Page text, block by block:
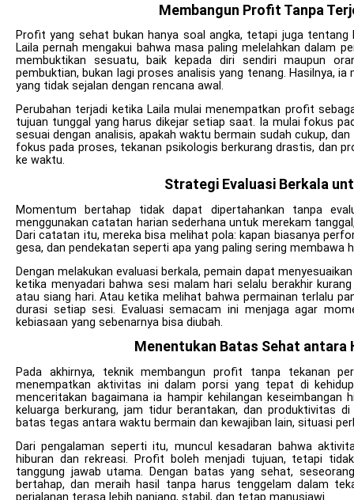
Membangun Profit Tanpa
Profit yang sehat bukan hanya soal angka, tetapi juga
Laila pernah mengakui bahwa masa paling melelahkan dalam
membuktikan sesuatu, baik kepada diri sendiri maupun
pembuktian, bukan lagi proses analisis yang tenang. Hasilnya,
yang tidak sejalan dengan rencana awal.
Perubahan terjadi ketika Laila mulai menempatkan profit
tujuan tunggal yang harus dikejar setiap saat. Ia mulai fokus
sesuai dengan analisis, apakah waktu bermain sudah cukup,
fokus pada proses, tekanan psikologis berkurang drastis, dan
ke waktu.
Strategi Evaluasi Berkala
Momentum bertahap tidak dapat dipertahankan tanpa
menggunakan catatan harian sederhana untuk merekam
Dari catatan itu, mereka bisa melihat pola: kapan biasanya
gesa, dan pendekatan seperti apa yang paling sering membawa
Dengan melakukan evaluasi berkala, pemain dapat
ketika menyadari bahwa sesi malam hari selalu berakhir
atau siang hari. Atau ketika melihat bahwa permainan terlalu
durasi setiap sesi. Evaluasi semacam ini menjaga agar
kebiasaan yang sebenarnya bisa diubah.
Menentukan Batas Sehat antara
Pada akhirnya, teknik membangun profit tanpa tekanan
menempatkan aktivitas ini dalam porsi yang tepat di
menceritakan bagaimana ia hampir kehilangan
keluarga berkurang, jam tidur berantakan, dan produktivitas
batas tegas antara waktu bermain dan kewajiban lain, situasi
Dari pengalaman seperti itu, muncul kesadaran bahwa
hiburan dan rekreasi. Profit boleh menjadi tujuan, tetapi
tanggung jawab utama. Dengan batas yang sehat,
bertahap, dan meraih hasil tanpa harus tenggelam dalam
perjalanan terasa lebih panjang, stabil, dan tetap manusiawi.